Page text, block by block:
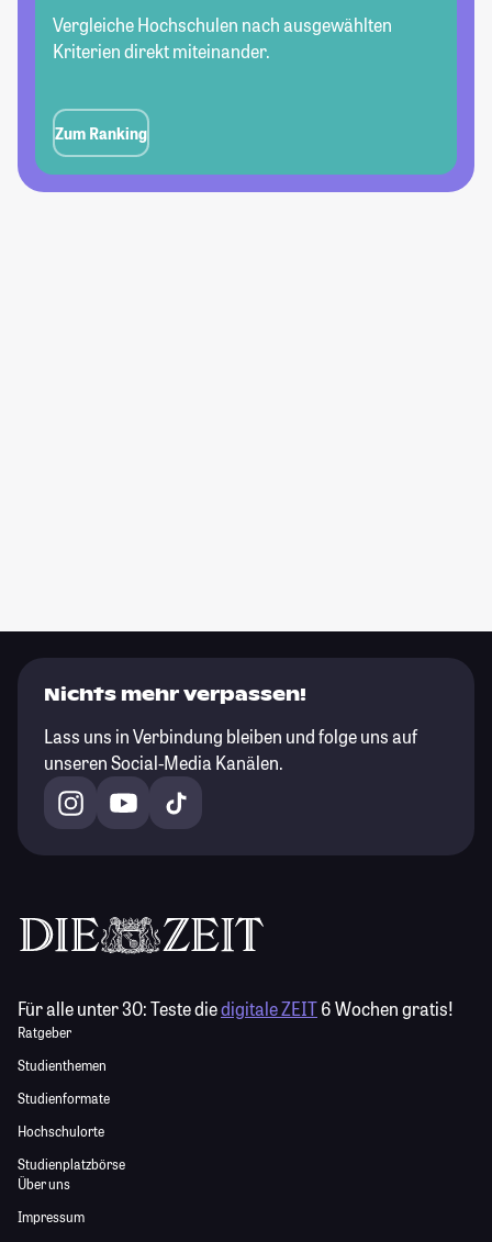
Vergleiche Hochschulen nach ausgewählten
Kriterien direkt miteinander.
Zum Ranking
Nichts mehr verpassen!
Lass uns in Verbindung bleiben und folge uns auf
unseren Social-Media Kanälen.
Für alle unter 30:Teste diedigitale ZEIT6 Wochen gratis!
Ratgeber
Studienthemen
Studienformate
Hochschulorte
Studienplatzbörse
Über uns
Impressum